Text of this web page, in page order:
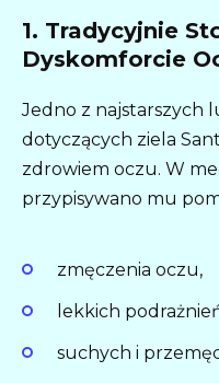
1. Tradycyjnie
Dyskomforcie
Jedno z najstarszych
dotyczących ziela
zdrowiem oczu. W
przypisywano mu
zmęczenia oczu,
lekkich
suchych i